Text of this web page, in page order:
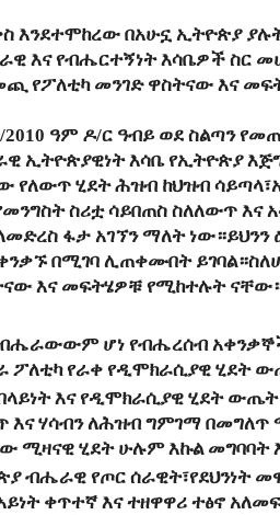
እንደተሞከረው በአሁኗ ኢትዮጵያ
እና የብሔርተኝነት እሳቤዎች ስር
የፖለቲካ መንገድ ዋስትናው እና
ዓም ዶ/ር ዓብይ ወደ ስልጣን
ኢትዮጵያዊነት እሳቤ የኢትዮጵያ
ሂደት ሕዝብ ከህዝብ
ስሪቷ ሳይበጠስ ስለለውጥ እና
ፋታ አገኘን ማለት
በሚገባ ሊጠቀሙበት
እና መፍትሄዎቹ የሚከተሉት
ሆነ የብሔረሰብ
ፖለቲካ የራቀ የዲሞክራሲያዊ ሂደት
እና የዲሞክራሲያዊ ሂደት
እና ሃሳብን ለሕዝብ ግምገማ በመግለጥ
ሚዛናዊ ሂደት ሁሉም እኩል መግባባት
ብሔራዊ የጦር ሰራዊት፣የደህንነት
ቀጥተኛ እና ተዘዋዋሪ ተፅኖ